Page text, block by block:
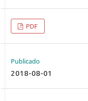
PDF
Publicado
2018-08-01